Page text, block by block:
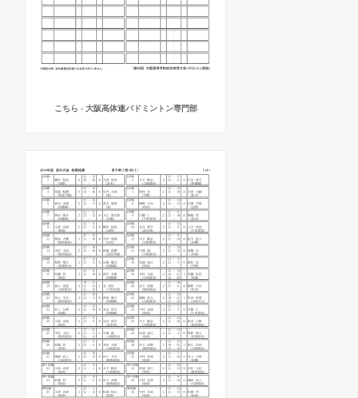
こちら - 大阪高体連バドミントン専門部